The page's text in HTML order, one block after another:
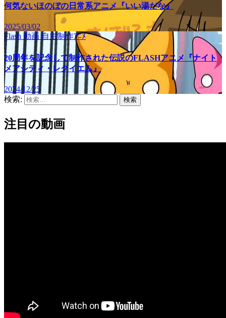
何気ないほのぼの日常系アニメ『いい湯だな』
2025/03/02
Flash 動画自主制作ｱﾆﾒ
20周年を記念して制作された伝説のFLASHアニメ『ナイト
メアシティ・レクイエム』
2024/12/25
検索:
注目の動画